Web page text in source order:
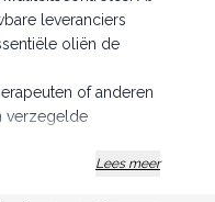
leveranciers
oliën de
of anderen
verzegelde
Lees meer